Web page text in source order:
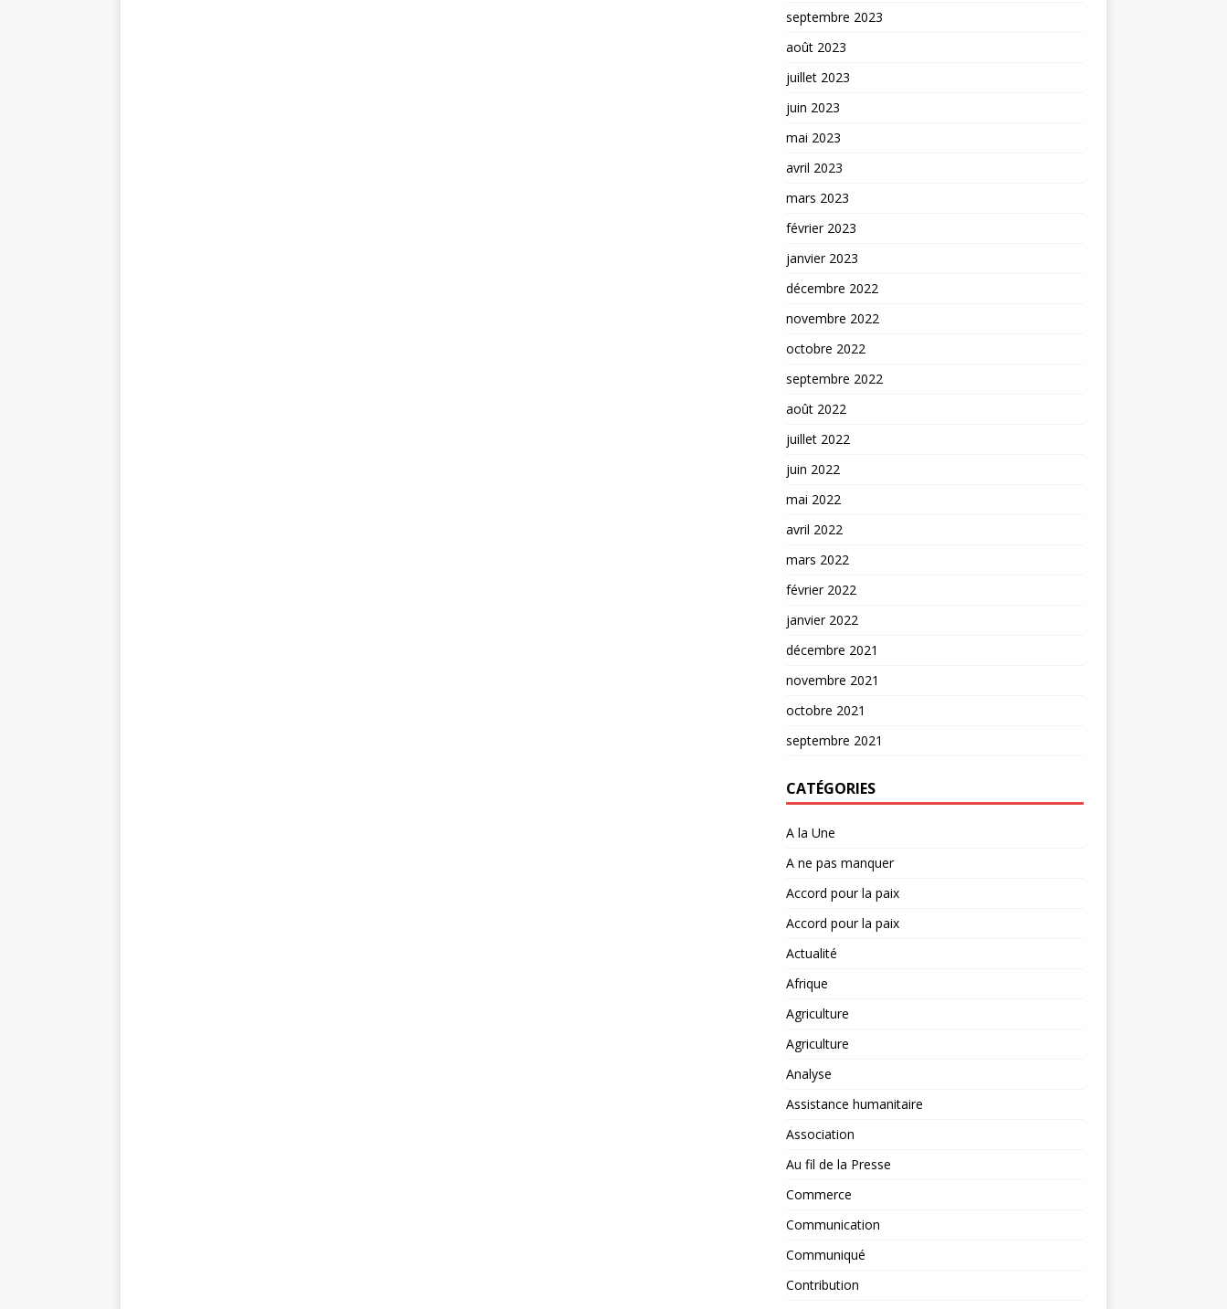
septembre 2023
août 2023
juillet 2023
juin 2023
mai 2023
avril 2023
mars 2023
février 2023
janvier 2023
décembre 2022
novembre 2022
octobre 2022
septembre 2022
août 2022
juillet 2022
juin 2022
mai 2022
avril 2022
mars 2022
février 2022
janvier 2022
décembre 2021
novembre 2021
octobre 2021
septembre 2021
CATÉGORIES
A la Une
A ne pas manquer
Accord pour la paix
Accord pour la paix
Actualité
Afrique
Agriculture
Agriculture
Analyse
Assistance humanitaire
Association
Au fil de la Presse
Commerce
Communication
Communiqué
Contribution